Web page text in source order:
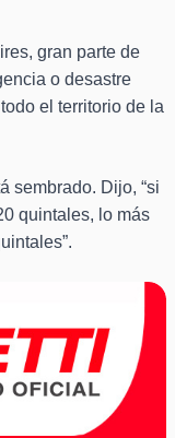
gran parte de
o desastre
el territorio de la
sembrado. Dijo, “si
quintales, lo más